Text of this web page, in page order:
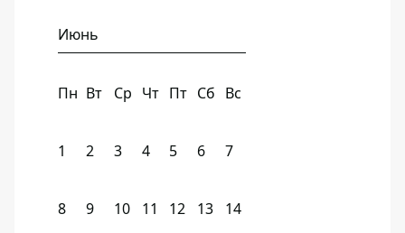
Июнь
Пн Вт Ср Чт Пт Сб Вс
1 2 3 4 5 6 7
8 9 10 11 12 13 14